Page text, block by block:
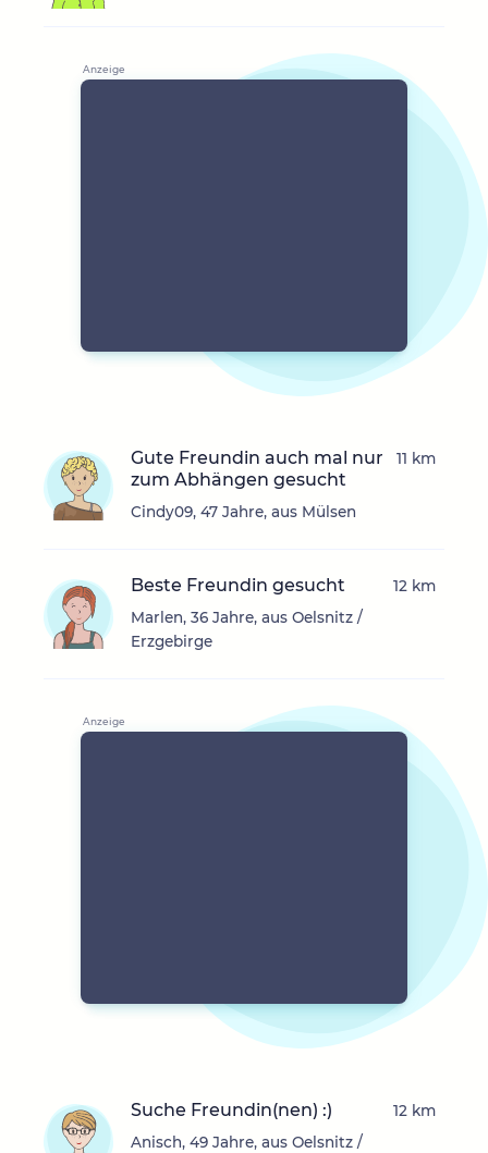
Gute Freundin auch mal nur
zum Abhängen gesucht
Cindy09, 47 Jahre, aus Mülsen
11 km
Beste Freundin gesucht
Marlen, 36 Jahre, aus Oelsnitz /
Erzgebirge
12 km
Suche Freundin(nen) :)
Anisch, 49 Jahre, aus Oelsnitz /
12 km